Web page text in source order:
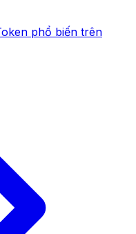
phổ biến trên